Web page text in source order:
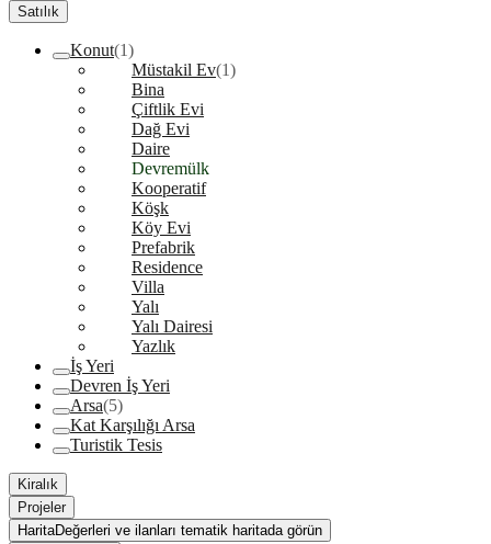
Satılık
Konut(1)
Müstakil Ev(1)
Bina
Çiftlik Evi
Dağ Evi
Daire
Devremülk
Kooperatif
Köşk
Köy Evi
Prefabrik
Residence
Villa
Yalı
Yalı Dairesi
Yazlık
İş Yeri
Devren İş Yeri
Arsa(5)
Kat Karşılığı Arsa
Turistik Tesis
Kiralık
Projeler
HaritaDeğerleri ve ilanları tematik haritada görün